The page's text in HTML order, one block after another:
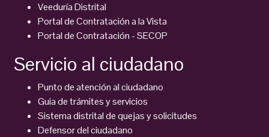
Veeduría Distrital
Portal de Contratación a la Vista
Portal de Contratación - SECOP
Servicio al ciudadano
Punto de atención al ciudadano
Guia de trámites y servicios
Sistema distrital de quejas y solicitudes
Defensor del ciudadano